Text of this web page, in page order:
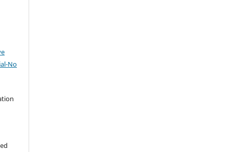
No